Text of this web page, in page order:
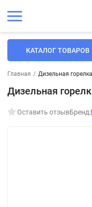
КАТАЛОГ ТОВАРОВ
Главная / Дизельная
Дизельная
Оставить отзывБренд: